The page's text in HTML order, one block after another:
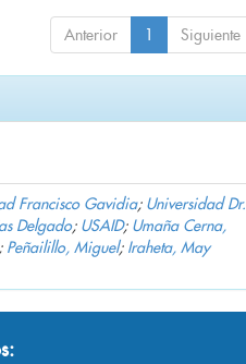
Anterior 1 Siguiente
Francisco Gavidia; Universidad Dr.
Delgado; USAID; Umaña Cerna,
; Peñailillo, Miguel; Iraheta, May